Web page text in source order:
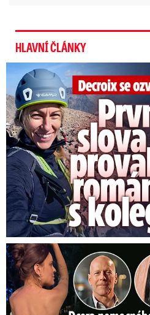
HLAVNÍ ČLÁNKY
Decroix se ozvala z Alp: První
Dcera nemocného Willise a Moore